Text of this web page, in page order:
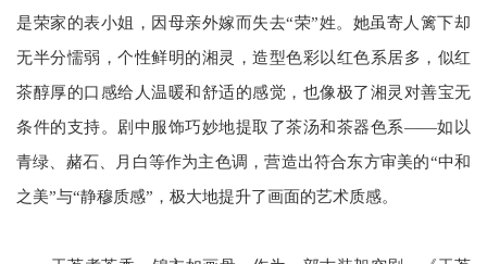
是荣家的表小姐，因母亲外嫁而失去“荣”姓。她虽寄人篱下却
无半分懦弱，个性鲜明的湘灵，造型色彩以红色系居多，似红
茶醇厚的口感给人温暖和舒适的感觉，也像极了湘灵对善宝无
条件的支持。剧中服饰巧妙地提取了茶汤和茶器色系——如以
青绿、赭石、月白等作为主色调，营造出符合东方审美的“中和
之美”与“静穆质感”，极大地提升了画面的艺术质感。